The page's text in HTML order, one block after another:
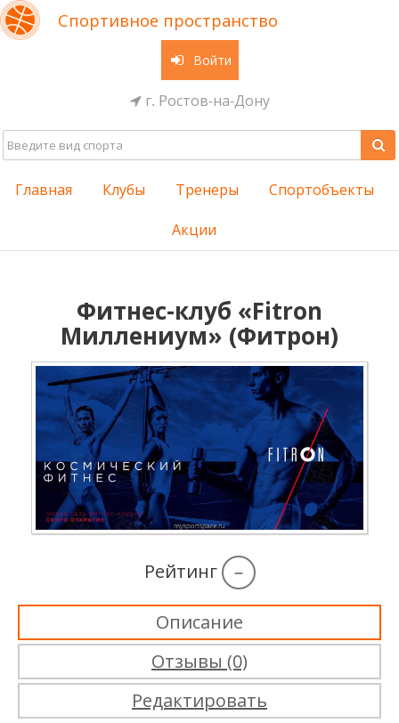
Спортивное пространство
Войти
г. Ростов-на-Дону
Главная Клубы Тренеры Спортобъекты
Акции
Фитнес-клуб «Fitron
Миллениум» (Фитрон)
Рейтинг –
Описание
Отзывы (0)
Редактировать